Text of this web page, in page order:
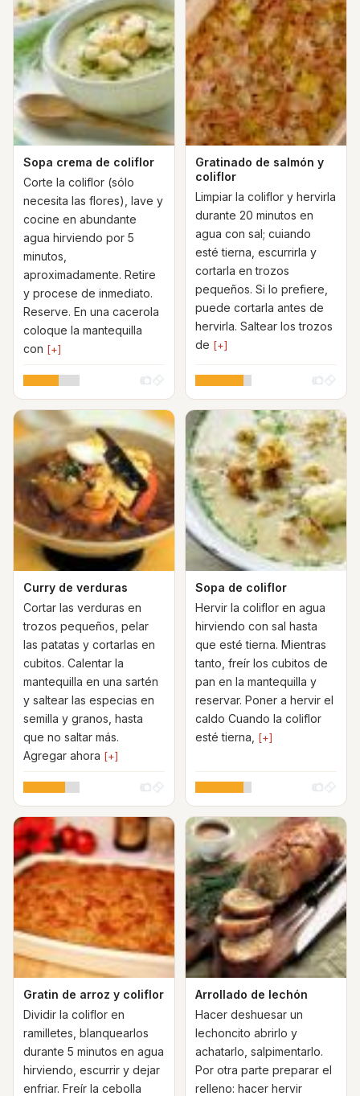
Sopa crema de coliflor
Corte la coliflor (sólo
necesita las flores), lave y
cocine en abundante
agua hirviendo por 5
minutos,
aproximadamente. Retire
y procese de inmediato.
Reserve. En una cacerola
coloque la mantequilla
con [+]
Gratinado de salmón y
coliflor
Limpiar la coliflor y hervirla
durante 20 minutos en
agua con sal; cuiando
esté tierna, escurrirla y
cortarla en trozos
pequeños. Si lo prefiere,
puede cortarla antes de
hervirla. Saltear los trozos
de [+]
Curry de verduras
Cortar las verduras en
trozos pequeños, pelar
las patatas y cortarlas en
cubitos. Calentar la
mantequilla en una sartén
y saltear las especias en
semilla y granos, hasta
que no saltar más.
Agregar ahora [+]
Sopa de coliflor
Hervir la coliflor en agua
hirviendo con sal hasta
que esté tierna. Mientras
tanto, freír los cubitos de
pan en la mantequilla y
reservar. Poner a hervir el
caldo Cuando la coliflor
esté tierna, [+]
Gratin de arroz y coliflor
Dividir la coliflor en
ramilletes, blanquearlos
durante 5 minutos en agua
hirviendo, escurrir y dejar
enfriar. Freír la cebolla
Arrollado de lechón
Hacer deshuesar un
lechoncito abrirlo y
achatarlo, salpimentarlo.
Por otra parte preparar el
relleno: hacer hervir